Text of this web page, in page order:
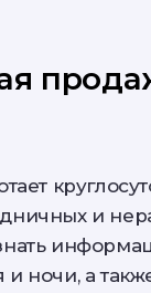
и
ночи, а